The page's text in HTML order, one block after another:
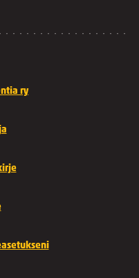
ry